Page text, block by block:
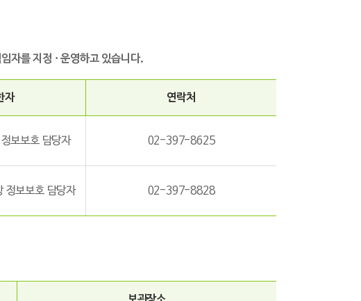
자를 지정 · 운영하고 있습니다.
자 연락처
보보호 담당자 02-397-8625
정보보호 담당자 02-397-8828